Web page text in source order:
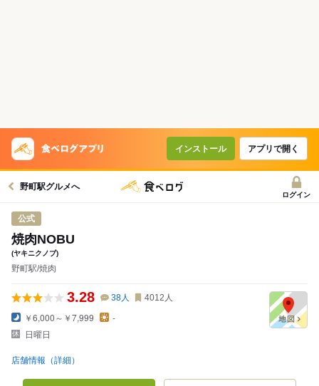
インストール アプリで開く
野町駅グルメへ
ログイン
公式
焼肉NOBU
(ヤキニクノブ)
野町駅/焼肉
3.28 38人 4012 人
￥6,000～￥7,999
-
日曜日
店舗情報（詳細）